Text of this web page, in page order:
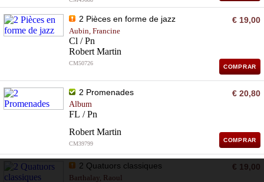
2 Pièces en forme de jazz
Aubin, Francine
Cl / Pn
Robert Martin
CM50726
€ 19,00
COMPRAR
2 Promenades
Album
FL / Pn
Robert Martin
CM39799
€ 20,80
COMPRAR
2 Quatuors classiques
Barthalay, Raoul
€ 19,00